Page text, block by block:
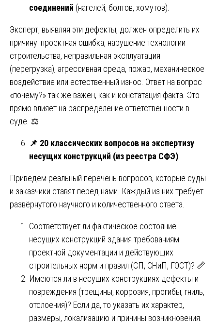
соединений (нагелей, болтов, хомутов).
Эксперт, выявляя эти дефекты, должен определить их
причину: проектная ошибка, нарушение технологии
строительства, неправильная эксплуатация
(перегрузка), агрессивная среда, пожар, механическое
воздействие или естественный износ. Ответ на вопрос
«почему?» так же важен, как и констатация факта. Это
прямо влияет на распределение ответственности в
суде. ⚖️
📌 20 классических вопросов на экспертизу
несущих конструкций (из реестра СФЭ)
Приведём реальный перечень вопросов, которые суды
и заказчики ставят перед нами. Каждый из них требует
развёрнутого научного и количественного ответа.
Соответствует ли фактическое состояние
несущих конструкций здания требованиям
проектной документации и действующих
строительных норм и правил (СП, СНиП, ГОСТ)? 📏
Имеются ли в несущих конструкциях дефекты и
повреждения (трещины, коррозия, прогибы, гниль,
отслоения)? Если да, то указать их характер,
размеры, локализацию и причины возникновения.